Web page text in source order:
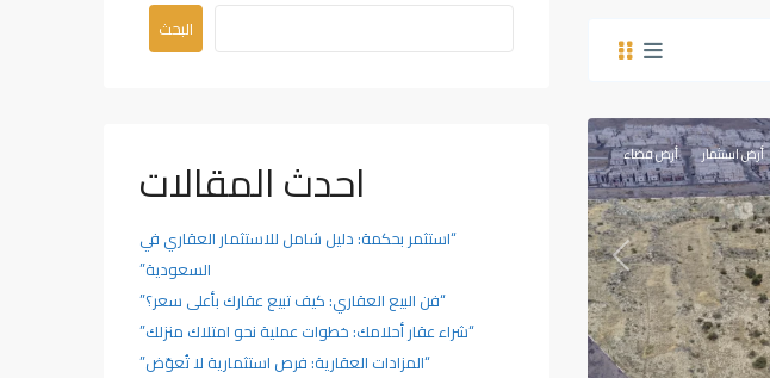
Previous
أرض استثمار أرض فضاء
البحث
احدث المقالات
“استثمر بحكمة: دليل شامل للاستثمار العقاري في
السعودية”
“فن البيع العقاري: كيف تبيع عقارك بأعلى سعر؟”
“شراء عقار أحلامك: خطوات عملية نحو امتلاك منزلك”
“المزادات العقارية: فرص استثمارية لا تُعوّض”